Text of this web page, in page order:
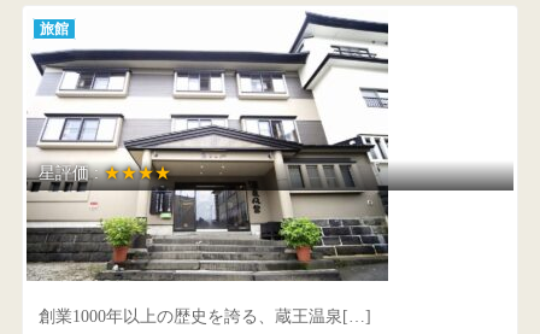
旅館
星評価 :★★★★
おおみや旅館
山形県 山形市蔵王温泉46
創業1000年以上の歴史を誇る、蔵王温泉[…]